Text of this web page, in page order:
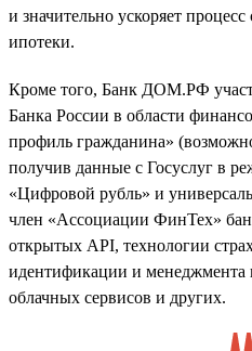
и значительно ускоряет
ипотеки.
Кроме того, Банк ДОМ.РФ
Банка России в области
профиль гражданина»
получив данные с Госуслуг в
«Цифровой рубль» и
член «Ассоциации ФинТех»
открытых API, технологии
идентификации и менеджмента
облачных сервисов и других.